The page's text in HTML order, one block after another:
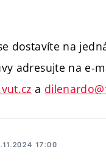
dostavíte na
adresujte na e-
a
17:00